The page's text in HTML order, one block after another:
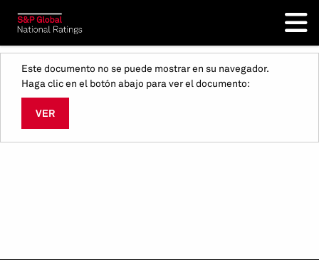
Este documento no se puede mostrar en su navegador.
Haga clic en el botón abajo para ver el documento:
VER